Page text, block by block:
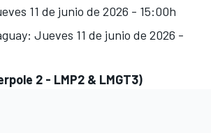
11 de junio de 2026 - 15:00h
Jueves 11 de junio de 2026 -
2 - LMP2 & LMGT3)